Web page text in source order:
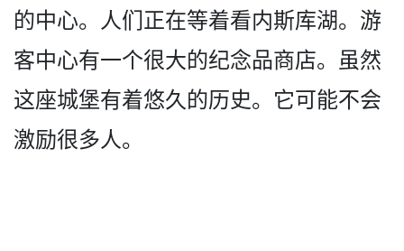
的中心。人们­正在等着看内斯库湖。游
客中心有一个很大的纪念品商­店。虽然
这座城堡有着悠久的历史。它可能不会
激励很­多人。